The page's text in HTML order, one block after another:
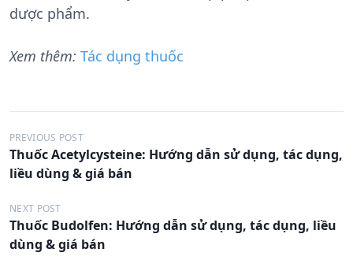
dược phẩm.
Xem thêm: Tác dụng thuốc
Đ
i
u
h
PREVIOUS POST
Thuốc Acetylcysteine: Hướng dẫn sử dụng, tác dụng,
liều dùng & giá bán
NEXT POST
Thuốc Budolfen: Hướng dẫn sử dụng, tác dụng, liều
dùng & giá bán